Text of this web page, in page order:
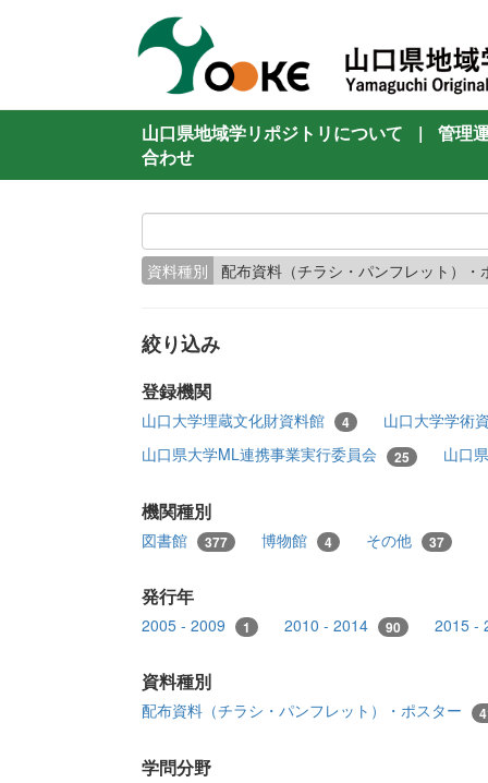
山口県地域学リポジトリについて |
管理
合わせ
資料種別 配布資料（チラシ・パンフレット）
絞り込み
登録機関
山口大学埋蔵文化財資料館 4
山口大学学術
山口県大学ML連携事業実行委員会
25 山口
機関種別
図書館 377 博物館 4 その他 37
発行年
2005 - 2009 1 2010 - 2014 90 2015 -
資料種別
配布資料（チラシ・パンフレット）・ポスター
学問分野